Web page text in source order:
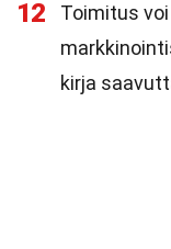
12
Toimitus
kirja